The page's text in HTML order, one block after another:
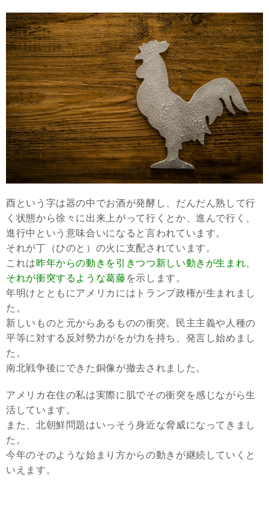
酉という字は器の中でお酒が発酵し、だんだん熟して行
く状態から徐々に出来上がって行くとか、進んで行く、
進行中という意味合いになると言われています。
それが丁（ひのと）の火に支配されています。
これは昨年からの動きを引きつつ新しい動きが生まれ、
それが衝突するような葛藤を示します。
年明けとともにアメリカにはトランプ政権が生まれまし
た。
新しいものと元からあるものの衝突。民主主義や人種の
平等に対する反対勢力がをが力を持ち、発言し始めまし
た。
南北戦争後にできた銅像が撤去されました。
アメリカ在住の私は実際に肌でその衝突を感じながら生
活しています。
また、北朝鮮問題はいっそう身近な脅威になってきまし
た。
今年のそのような始まり方からの動きが継続していくと
いえます。